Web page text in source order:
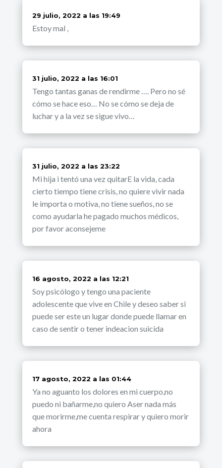
dice:
29 julio, 2022 a las 19:49
Estoy mal ,
dice:
31 julio, 2022 a las 16:01
Tengo tantas ganas de rendirme …. Pero no sé
cómo se hace eso… No se cómo se deja de
luchar y a la vez se sigue vivo…
dice:
31 julio, 2022 a las 23:22
Mi hija i tentó una vez quitarE la vida, cada
cierto tiempo tiene crisis, no quiere vivir nada
le importa o motiva, no tiene sueños, no se
como ayudarla he pagado muchos médicos,
por favor aconsejeme
dice:
16 agosto, 2022 a las 12:21
Soy psicólogo y tengo una paciente
adolescente que vive en Chile y deseo saber si
puede ser este un lugar donde puede llamar en
caso de sentir o tener indeacion suicida
dice:
17 agosto, 2022 a las 01:44
Ya no aguanto los dolores en mi cuerpo,no
puedo ni bañarme,no quiero Aser nada más
que morirme,me cuenta respirar y quiero morir
ahora